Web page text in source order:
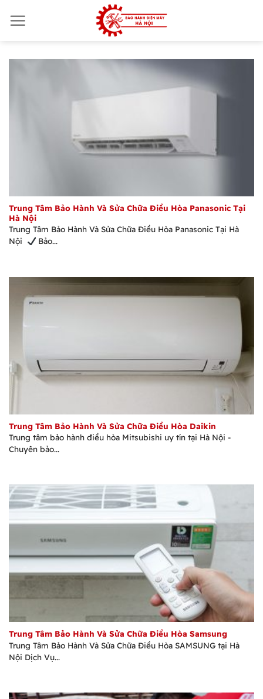
Trung Tâm Bảo Hành Và Sửa Chữa Điều Hòa Panasonic Tại
Hà Nội
Trung Tâm Bảo Hành Và Sửa Chữa Điều Hòa Panasonic Tại Hà
Nội
Bảo...
Trung Tâm Bảo Hành Và Sửa Chữa Điều Hòa Daikin
Trung tâm bảo hành điều hòa Mitsubishi uy tín tại Hà Nội -
Chuyên bảo...
Trung Tâm Bảo Hành Và Sửa Chữa Điều Hòa Samsung
Trung Tâm Bảo Hành Và Sửa Chữa Điều Hòa SAMSUNG tại Hà
Nội Dịch Vụ...